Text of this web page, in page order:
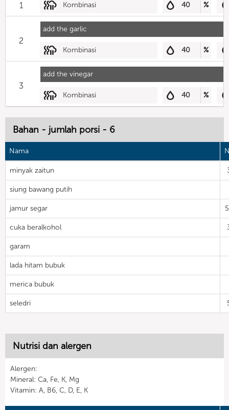
1 Kombinasi 40 %
add the garlic
2
Kombinasi 40 %
add the vinegar
3
Kombinasi 40 %
Bahan - jumlah porsi - 6
Nama
minyak zaitun
siung bawang putih
jamur segar
cuka beralkohol
garam
lada hitam bubuk
merica bubuk
seledri
Nutrisi dan alergen
Alergen:
Mineral: Ca, Fe, K, Mg
Vitamin: A, B6, C, D, E, K